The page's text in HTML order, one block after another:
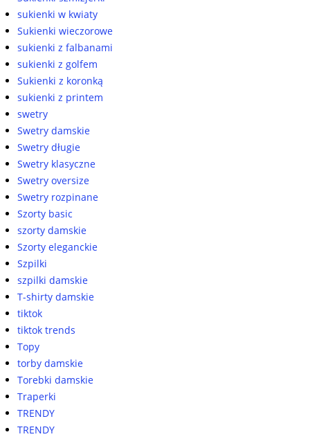
sukienki w kwiaty
Sukienki wieczorowe
sukienki z falbanami
sukienki z golfem
Sukienki z koronką
sukienki z printem
swetry
Swetry damskie
Swetry długie
Swetry klasyczne
Swetry oversize
Swetry rozpinane
Szorty basic
szorty damskie
Szorty eleganckie
Szpilki
szpilki damskie
T-shirty damskie
tiktok
tiktok trends
Topy
torby damskie
Torebki damskie
Traperki
TRENDY
TRENDY